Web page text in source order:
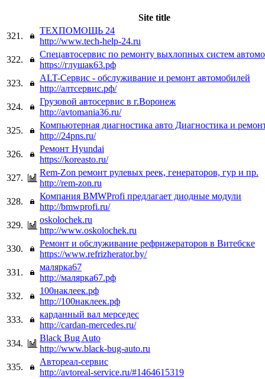
Site title
321.
ТЕХПОМОЩЬ 24
http://www.tech-help-24.ru
322.
Спецавтосервис по ремонту выхлопных систем
https://глушак63.рф
323.
ALT-Сервис - обслуживание и ремонт автомобилей
http://алтсервис.рф/
324.
Грузовой автосервис в г.Воронеж
http://avtomania36.ru/
325.
Компьютерная диагностика авто Диагностика и
http://24pns.ru/
326.
Ремонт Hyundai
https://koreasto.ru/
327.
Rem-Zon ремонт рулевых реек, генераторов, гур и пр.
http://rem-zon.ru
328.
Компания BMWProfi предлагает диодные модули
http://bmwprofi.ru/
329.
oskolochek.ru
http://www.oskolochek.ru
330.
Ремонт и обслуживание рефрижераторов в Витебске
https://www.refrizherator.by/
331.
малярка67
http://малярка67.рф
332.
100наклеек.рф
http://100наклеек.рф
333.
карданный вал мерседес
http://cardan-mercedes.ru/
334.
Black Bug Auto
http://www.black-bug-auto.ru
335.
Автореал-сервис
http://avtoreal-service.ru/#1464615319